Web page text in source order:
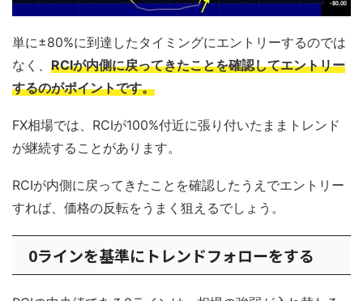
単に±80%に到達したタイミングにエントリーするのでは
なく、 RCIが内側に戻ってきたことを確認してエントリー
するのがポイントです。
FX相場では、RCIが100%付近に張り付いたままトレンド
が継続することがあります。
RCIが内側に戻ってきたことを確認したうえでエントリー
すれば、価格の反転をうまく狙えるでしょう。
0ラインを基準にトレンドフォローをする